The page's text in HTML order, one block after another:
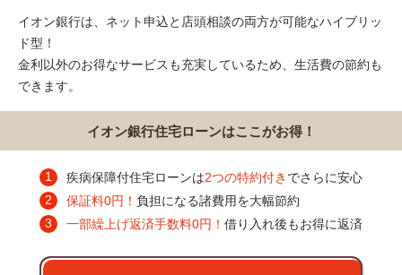
イオン銀行は、ネット申込と店頭相談の両方が可能なハイブリッ
ド型！
金利以外のお得なサービスも充実しているため、生活費の節約も
できます。
イオン銀行住宅ローンはここがお得！
疾病保障付住宅ローンは2つの特約付き でさらに安心
保証料0円！ 負担になる諸費用を大幅節約
一部繰上げ返済手数料0円！ 借り入れ後もお得に返済